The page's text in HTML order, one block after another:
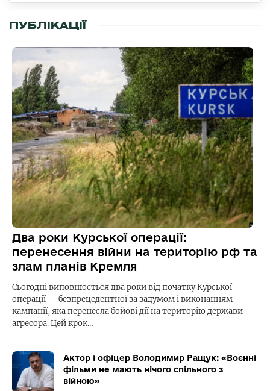
ПУБЛІКАЦІЇ
Два роки Курської операції:
перенесення війни на територію рф та
злам планів Кремля
Сьогодні виповнюється два роки від початку Курської
операції — безпрецедентної за задумом і виконанням
кампанії, яка перенесла бойові дії на територію держави-
агресора. Цей крок…
Актор і офіцер Володимир Ращук: «Воєнні
фільми не мають нічого спільного з
війною»